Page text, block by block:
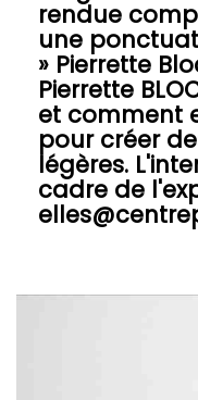
rendue
une
» Pierrette
Pierrette
et comment
pour créer
légères.
cadre de